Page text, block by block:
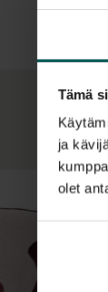
Tämä
ja
olet